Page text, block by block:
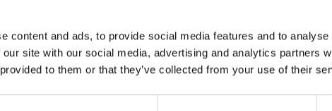
content and ads, to provide social media features and to
site with our social media, advertising and analytics partners
to them or that they’ve collected from your use of their
5